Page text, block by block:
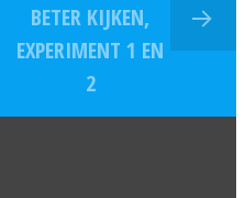
BETER KIJKEN,
EXPERIMENT 1 EN
2